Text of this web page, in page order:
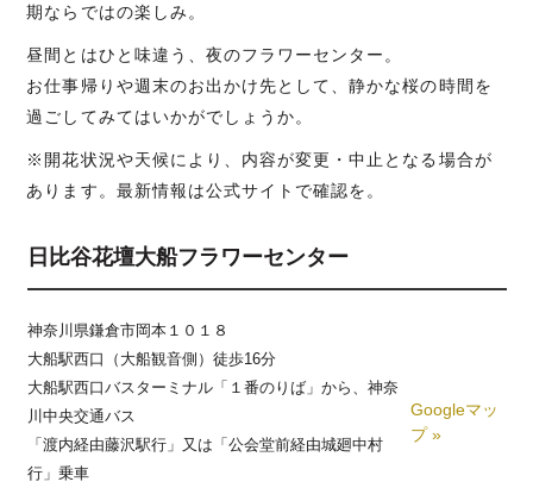
期ならではの楽しみ。
昼間とはひと味違う、夜のフラワーセンター。
お仕事帰りや週末のお出かけ先として、静かな桜の時間を
過ごしてみてはいかがでしょうか。
※開花状況や天候により、内容が変更・中止となる場合が
あります。最新情報は公式サイトで確認を。
日比谷花壇大船フラワーセンター
神奈川県鎌倉市岡本１０１８
大船駅西口（大船観音側）徒歩16分
大船駅西口バスターミナル「１番のりば」から、神奈
川中央交通バス
「渡内経由藤沢駅行」又は「公会堂前経由城廻中村
行」乗車
Googleマッ
プ »